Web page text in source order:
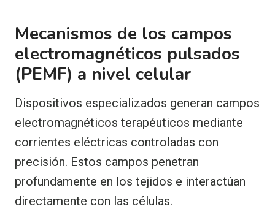
Mecanismos de los campos
electromagnéticos pulsados
(PEMF) a nivel celular
Dispositivos especializados generan campos
electromagnéticos terapéuticos mediante
corrientes eléctricas controladas con
precisión. Estos campos penetran
profundamente en los tejidos e interactúan
directamente con las células.